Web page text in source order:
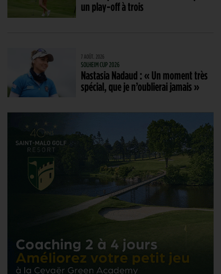
un play-off à trois
7 AOÛT. 2026
SOLHEIM CUP 2026
Nastasia Nadaud : « Un moment très
spécial, que je n’oublierai jamais »